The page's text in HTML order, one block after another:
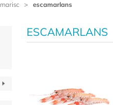
marisc > escamarlans
ESCAMARLANS